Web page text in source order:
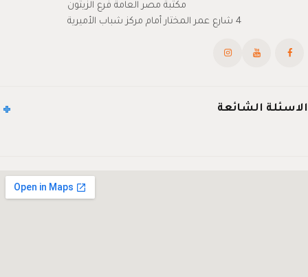
مكتبة مصر العامة فرع الزيتون
4 شارع عمر المختار أمام مركز شباب الأميرية
الاسئلة الشائعة